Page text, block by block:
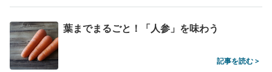
葉までまるごと！「人参」を味わう
記事を読む >